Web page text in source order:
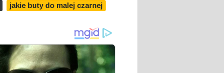
jakie buty do malej czarnej